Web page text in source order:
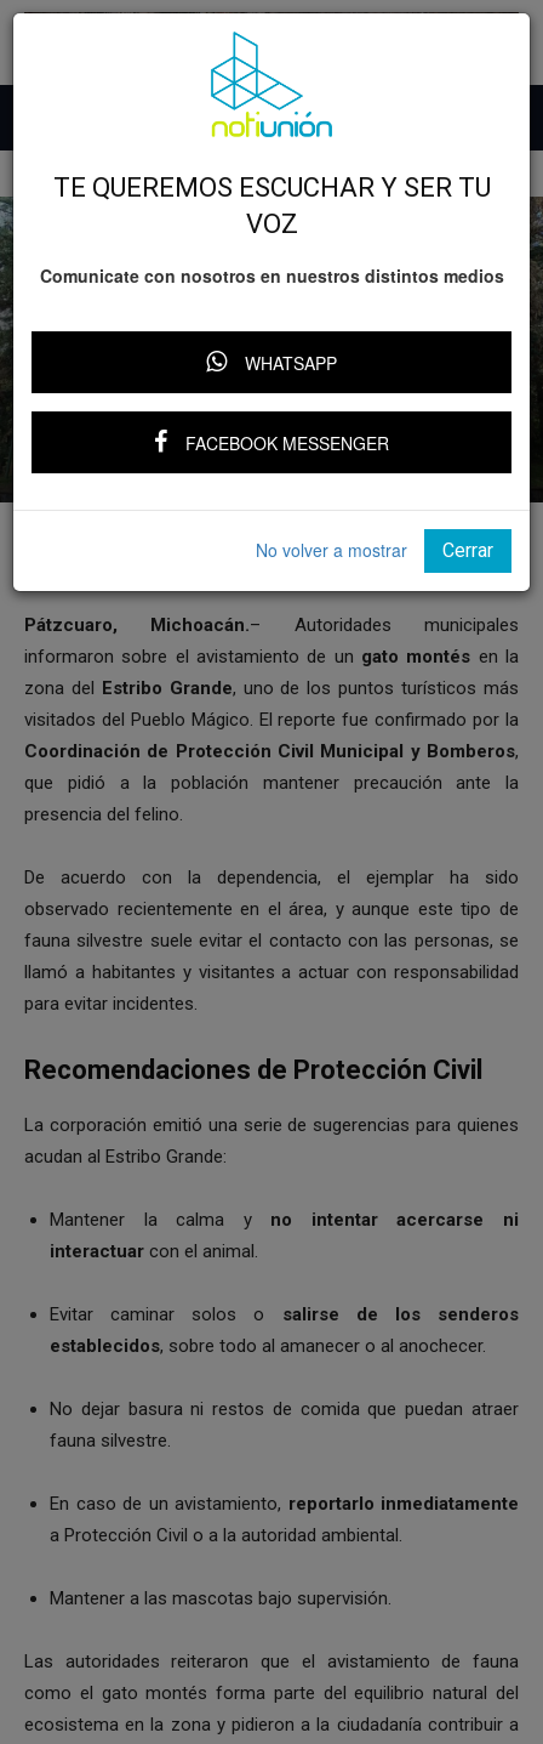
Ciencia y Tecnología
Michoacán
Reportan avistamiento de gato montés
en el Estribo Grande de Pátzcuaro
Pátzcuaro, Michoacán.– Autoridades municipales
informaron sobre el avistamiento de un gato montés en la
zona del
Estribo Grande, uno de los puntos turísticos más
visitados del Pueblo Mágico. El reporte fue confirmado por la
Coordinación de Protección Civil Municipal y Bomberos,
que pidió a la población mantener precaución ante la
presencia del felino.
De acuerdo con la dependencia, el ejemplar ha sido
observado recientemente en el área, y aunque este tipo de
fauna silvestre suele evitar el contacto con las personas, se
llamó a habitantes y visitantes a actuar con responsabilidad
para evitar incidentes.
Recomendaciones de Protección Civil
La corporación emitió una serie de sugerencias para quienes
acudan al Estribo Grande:
Mantener la calma y no intentar acercarse ni
interactuar con el animal.
Evitar caminar solos o salirse de los senderos
establecidos, sobre todo al amanecer o al anochecer.
No dejar basura ni restos de comida que puedan atraer
fauna silvestre.
En caso de un avistamiento, reportarlo inmediatamente
a Protección Civil o a la autoridad ambiental.
Mantener a las mascotas bajo supervisión.
Las autoridades reiteraron que el avistamiento de fauna
como el gato montés forma parte del equilibrio natural del
ecosistema en la zona y pidieron a la ciudadanía contribuir a
TE QUEREMOS ESCUCHAR Y SER TU
VOZ
Comunicate con nosotros en nuestros distintos medios
WHATSAPP
FACEBOOK MESSENGER
No volver a mostrar Cerrar